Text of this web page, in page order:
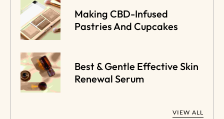
Making CBD-Infused
Pastries And Cupcakes
Best & Gentle Effective Skin
Renewal Serum
VIEW ALL